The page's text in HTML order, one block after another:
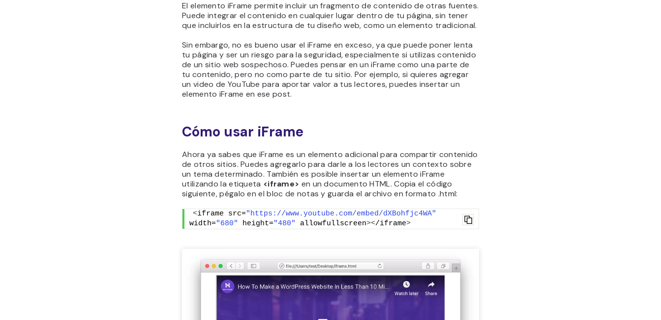
El elemento iFrame permite incluir un fragmento de contenido de otras fuentes.
Puede integrar el contenido en cualquier lugar dentro de tu página, sin tener
que incluirlos en la estructura de tu diseño web, como un elemento tradicional.
Sin embargo, no es bueno usar el iFrame en exceso, ya que puede poner lenta
tu página y ser un riesgo para la seguridad, especialmente si utilizas contenido
de un sitio web sospechoso. Puedes pensar en un iFrame como una parte de
tu contenido, pero no como parte de tu sitio. Por ejemplo, si quieres agregar
un video de YouTube para aportar valor a tus lectores, puedes insertar un
elemento iFrame en ese post.
Cómo usar iFrame
Ahora ya sabes que iFrame es un elemento adicional para compartir contenido
de otros sitios. Puedes agregarlo para darle a los lectores un contexto sobre
un tema determinado. También es posible insertar un elemento iFrame
utilizando la etiqueta <iframe> en un documento HTML. Copia el código
siguiente, pégalo en el bloc de notas y guarda el archivo en formato .html:
<iframe src="https://www.youtube.com/embed/dXBohfjc4WA"
width="680" height="480" allowfullscreen></iframe>